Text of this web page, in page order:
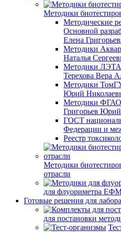
Методики
Методические
Основной
Елена
Методики
Наталья
Методики
Терехова Вера
Методики
Юрий
Методики
Григорьев
ГОСТ
Федерации и
Реестр
Методики
отрасли
для флуориметра
Готовые решения для
для постановки